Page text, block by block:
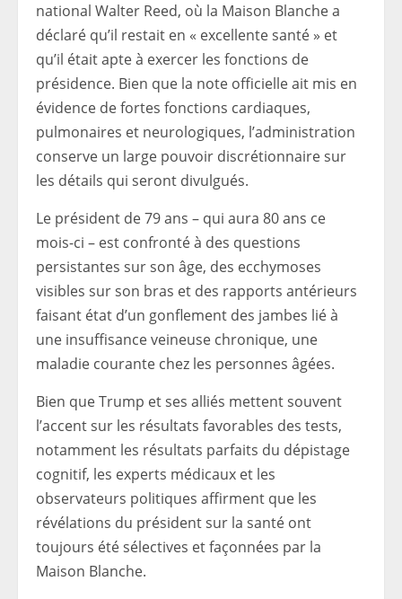
national Walter Reed, où la Maison Blanche a
déclaré qu’il restait en « excellente santé » et
qu’il était apte à exercer les fonctions de
présidence. Bien que la note officielle ait mis en
évidence de fortes fonctions cardiaques,
pulmonaires et neurologiques, l’administration
conserve un large pouvoir discrétionnaire sur
les détails qui seront divulgués.
Le président de 79 ans – qui aura 80 ans ce
mois-ci – est confronté à des questions
persistantes sur son âge, des ecchymoses
visibles sur son bras et des rapports antérieurs
faisant état d’un gonflement des jambes lié à
une insuffisance veineuse chronique, une
maladie courante chez les personnes âgées.
Bien que Trump et ses alliés mettent souvent
l’accent sur les résultats favorables des tests,
notamment les résultats parfaits du dépistage
cognitif, les experts médicaux et les
observateurs politiques affirment que les
révélations du président sur la santé ont
toujours été sélectives et façonnées par la
Maison Blanche.